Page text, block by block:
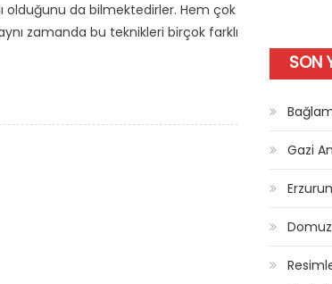
olduğunu da bilmektedirler. Hem çok
zamanda bu teknikleri birçok farklı
SON
Gazi